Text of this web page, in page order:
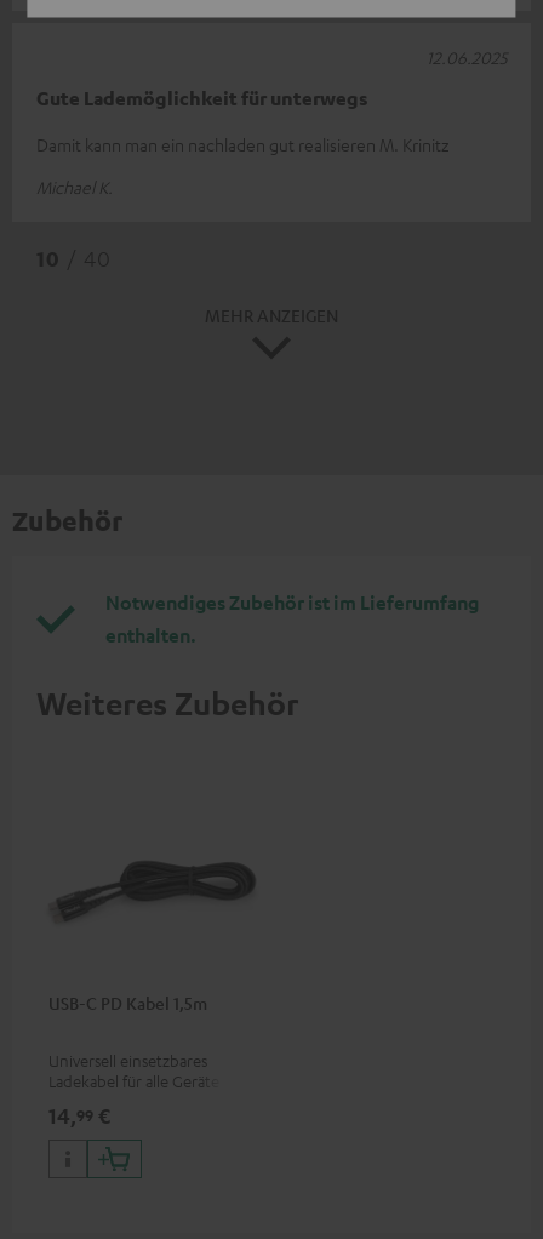
Gute Lademöglichkeit für unterwegs
Damit kann man ein nachladen gut realisieren M. Krinitz
Michael K.
12.06.2025
Zubehör
Notwendiges Zubehör ist im Lieferumfang
enthalten.
Weiteres Zubehör
USB-C PD Kabel 1,5m
Universell einsetzbares
Ladekabel für alle Geräte mit
alle Teufel Produkte mit USB-
C-Anschluss
14,99 €